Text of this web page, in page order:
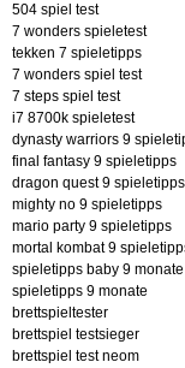
504 spiel test
7 wonders spieletest
tekken 7 spieletipps
7 wonders spiel test
7 steps spiel test
i7 8700k spieletest
dynasty warriors 9
final fantasy 9 spieletipps
dragon quest 9 spieletipps
mighty no 9 spieletipps
mario party 9 spieletipps
mortal kombat 9
spieletipps baby 9 monate
spieletipps 9 monate
brettspieltester
brettspiel testsieger
brettspiel test neom